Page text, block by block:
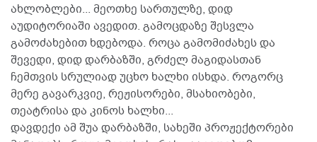
ახლობლები... მეოთხე სართულზე, დიდ
აუდიტორიაში ავედით. გამოცდაზე შესვლა
გამოძახებით ხდებოდა. როცა გამომიძახეს და
შევედი, დიდ დარბაზში, გრძელ მაგიდასთან
ჩემთვის სრულიად უცხო ხალხი ისხდა. როგორც
მერე გავარკვიე, რეჟისორები, მსახიობები,
თეატრისა და კინოს ხალხი...
დავდექი ამ შუა დარბაზში, სახეში პროჟექტორები